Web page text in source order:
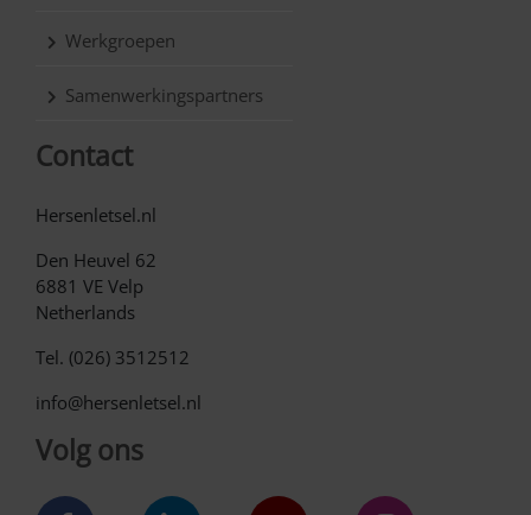
Werkgroepen
Samenwerkingspartners
Contact
Hersenletsel.nl
Den Heuvel 62
6881 VE Velp
Netherlands
Tel. (026) 3512512
info@hersenletsel.nl
Volg ons